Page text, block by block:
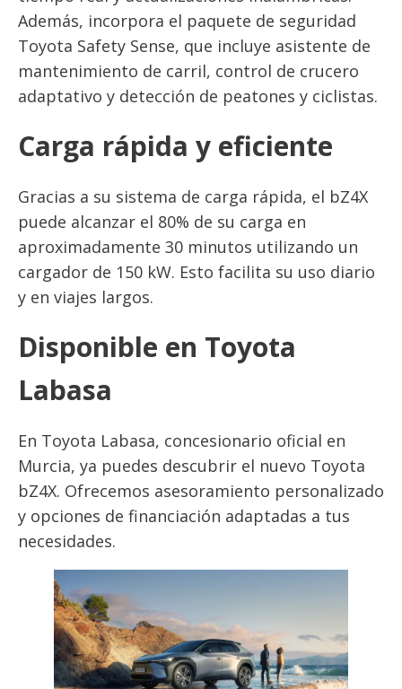
Además, incorpora el paquete de seguridad
Toyota Safety Sense, que incluye asistente de
mantenimiento de carril, control de crucero
adaptativo y detección de peatones y ciclistas.
Carga rápida y eficiente
Gracias a su sistema de carga rápida, el bZ4X
puede alcanzar el 80% de su carga en
aproximadamente 30 minutos utilizando un
cargador de 150 kW. Esto facilita su uso diario
y en viajes largos.
Disponible en Toyota
Labasa
En Toyota Labasa, concesionario oficial en
Murcia, ya puedes descubrir el nuevo Toyota
bZ4X. Ofrecemos asesoramiento personalizado
y opciones de financiación adaptadas a tus
necesidades.